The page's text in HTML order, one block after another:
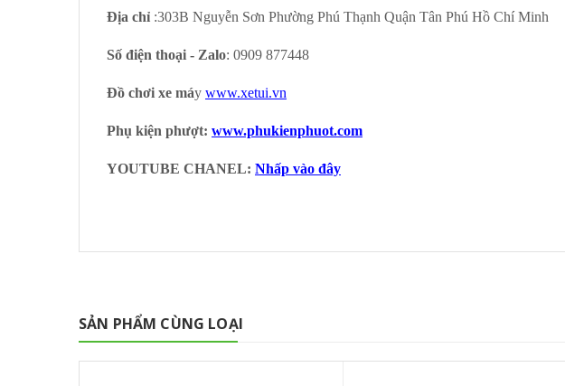
Địa chỉ :303B Nguyễn Sơn Phường Phú Thạnh Quận Tân Phú Hồ Chí Minh
Số điện thoại - Zalo: 0909 877448
Đồ chơi xe máy www.xetui.vn
Phụ kiện phượt: www.phukienphuot.com
YOUTUBE CHANEL: Nhấp vào đây
SẢN PHẨM CÙNG LOẠI